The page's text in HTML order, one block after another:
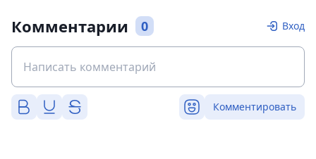
Комментарии 0 Вход
Комментировать